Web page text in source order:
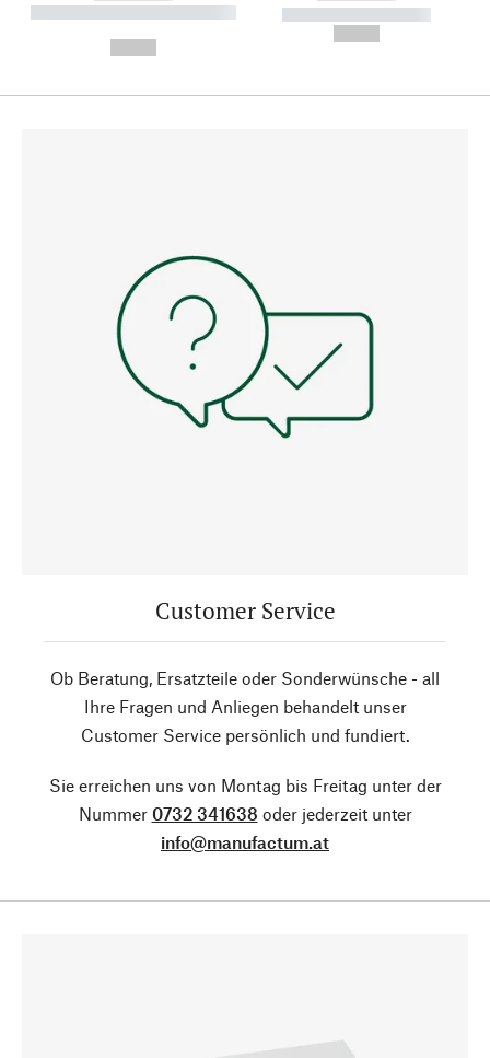
----------- ----------- --------
----------- -----------
Customer Service
Ob Beratung, Ersatzteile oder Sonderwünsche - all
Ihre Fragen und Anliegen behandelt unser
Customer Service persönlich und fundiert.
Sie erreichen uns von Montag bis Freitag unter der
Nummer 0732 341638 oder jederzeit unter
info@manufactum.at